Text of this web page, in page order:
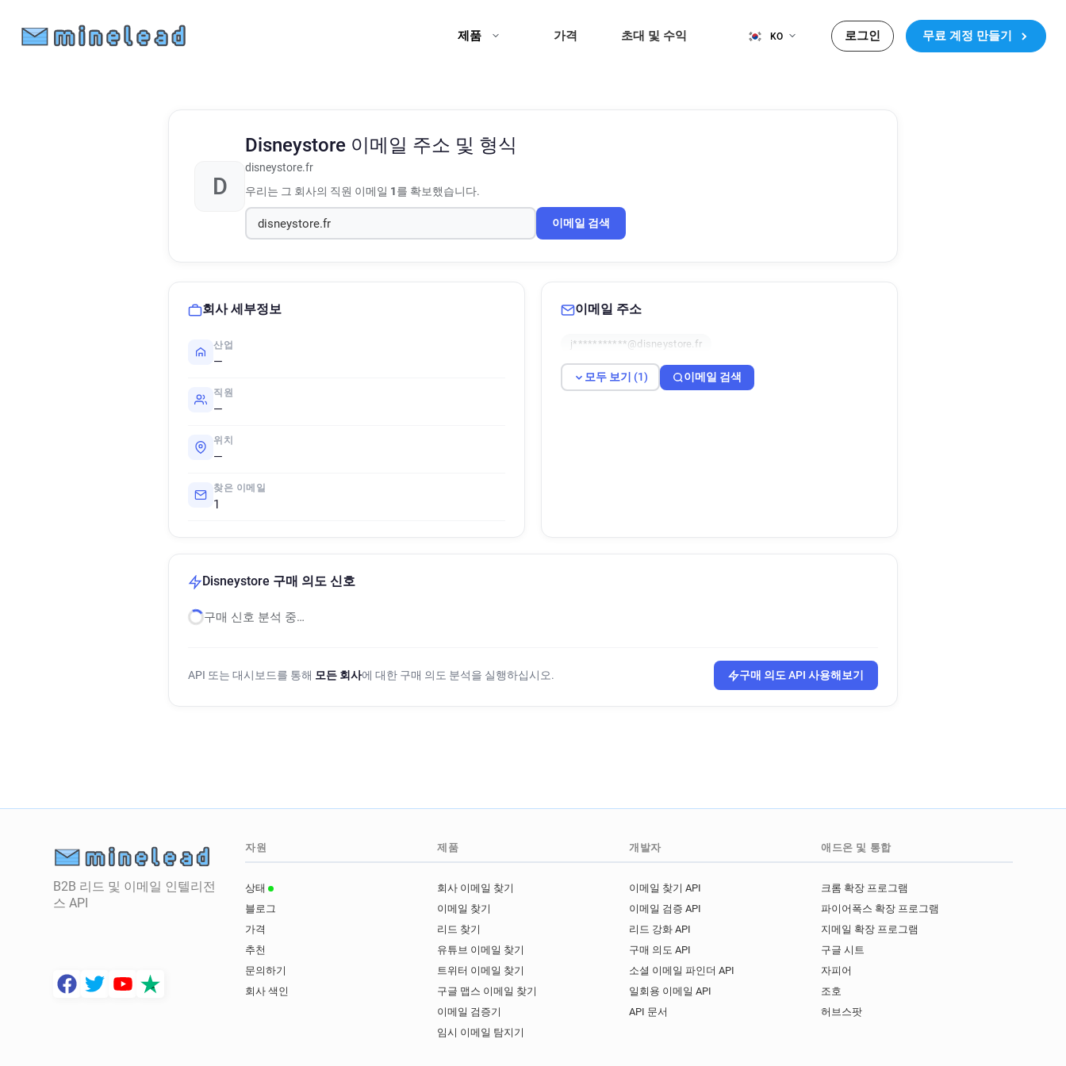
제품 가격 초대 및 수익 KO 로그인 무료 계정 만들기
D
Disneystore 이메일 주소 및 형식
disneystore.fr
우리는 그 회사의 직원 이메일 1를 확보했습니다.
이메일 검색
회사 세부정보
산업
—
직원
—
위치
—
찾은 이메일
1
이메일 주소
j***********@disneystore.fr
모두 보기 (1) 이메일 검색
Disneystore 구매 의도 신호
구매 신호 분석 중…
API 또는 대시보드를 통해 모든 회사에 대한 구매 의도 분석을 실행하십시오. 구매 의도 API 사용해보기
B2B 리드 및 이메일 인텔리전
스 API
자원
상태
블로그
가격
추천
문의하기
회사 색인
제품
회사 이메일 찾기
이메일 찾기
리드 찾기
유튜브 이메일 찾기
트위터 이메일 찾기
구글 맵스 이메일 찾기
이메일 검증기
임시 이메일 탐지기
개발자
이메일 찾기 API
이메일 검증 API
리드 강화 API
구매 의도 API
소셜 이메일 파인더 API
일회용 이메일 API
API 문서
애드온 및 통합
크롬 확장 프로그램
파이어폭스 확장 프로그램
지메일 확장 프로그램
구글 시트
자피어
조호
허브스팟